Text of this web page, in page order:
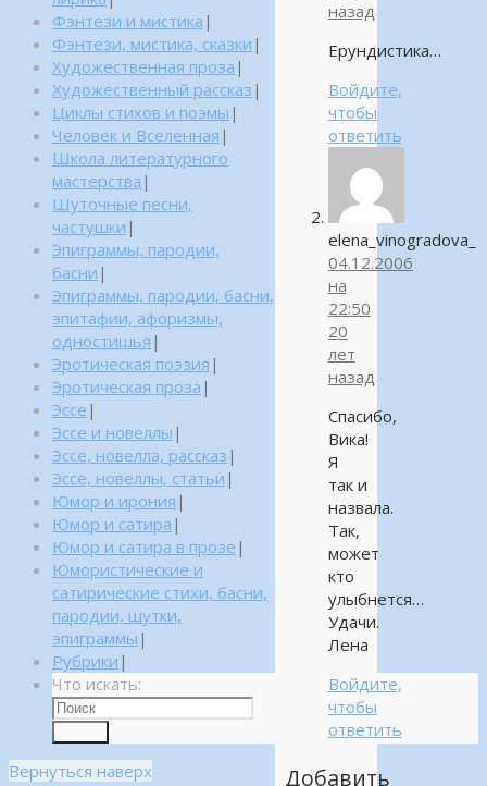
назад
Ерундистика…
Войдите,
чтобы
ответить
elena_vinogradova_
04.12.2006
на
22:50
20
лет
назад
Спасибо,
Вика!
Я
так и
назвала.
Так,
может
кто
улыбнется…
Удачи.
Лена
Войдите,
чтобы
ответить
Добавить
Фэнтези и мистика |
Фэнтези, мистика, сказки |
Художественная проза |
Художественный рассказ |
Циклы стихов и поэмы |
Человек и Вселенная |
Школа литературного
мастерства |
Шуточные песни,
частушки |
Эпиграммы, пародии,
басни |
Эпиграммы, пародии, басни,
эпитафии, афоризмы,
одностишья |
Эротическая поэзия |
Эротическая проза |
Эссе |
Эссе и новеллы |
Эссе, новелла, рассказ |
Эссе, новеллы, статьи |
Юмор и ирония |
Юмор и сатира |
Юмор и сатира в прозе |
Юмористические и
сатирические стихи, басни,
пародии, шутки,
эпиграммы |
Рубрики |
Что искать:
Вернуться наверх